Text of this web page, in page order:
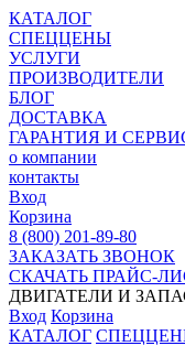
КАТАЛОГ
СПЕЦЦЕНЫ
УСЛУГИ
ПРОИЗВОДИТЕЛИ
БЛОГ
ДОСТАВКА
ГАРАНТИЯ И
о компании
контакты
Вход
Корзина
8 (800) 201-89-80
ЗАКАЗАТЬ ЗВОНОК
СКАЧАТЬ ПРАЙС-
ДВИГАТЕЛИ И
Вход Корзина
КАТАЛОГ